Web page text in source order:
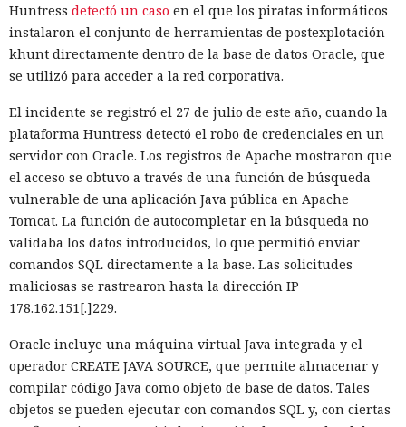
Huntress detectó un caso en el que los piratas informáticos
instalaron el conjunto de herramientas de postexplotación
khunt directamente dentro de la base de datos Oracle, que
se utilizó para acceder a la red corporativa.
El incidente se registró el 27 de julio de este año, cuando la
plataforma Huntress detectó el robo de credenciales en un
servidor con Oracle. Los registros de Apache mostraron que
el acceso se obtuvo a través de una función de búsqueda
vulnerable de una aplicación Java pública en Apache
Tomcat. La función de autocompletar en la búsqueda no
validaba los datos introducidos, lo que permitió enviar
comandos SQL directamente a la base. Las solicitudes
maliciosas se rastrearon hasta la dirección IP
178.162.151[.]229.
Oracle incluye una máquina virtual Java integrada y el
operador CREATE JAVA SOURCE, que permite almacenar y
compilar código Java como objeto de base de datos. Tales
objetos se pueden ejecutar con comandos SQL y, con ciertas